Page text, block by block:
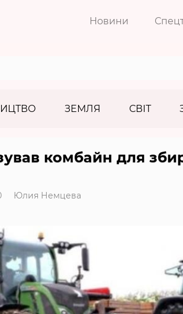
Новини
ЗЕМЛЯ СВІТ
комбайн для
Юлия Немцева